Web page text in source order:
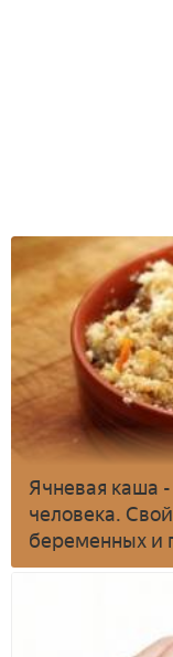
Ячневая каша
человека.
беременных и